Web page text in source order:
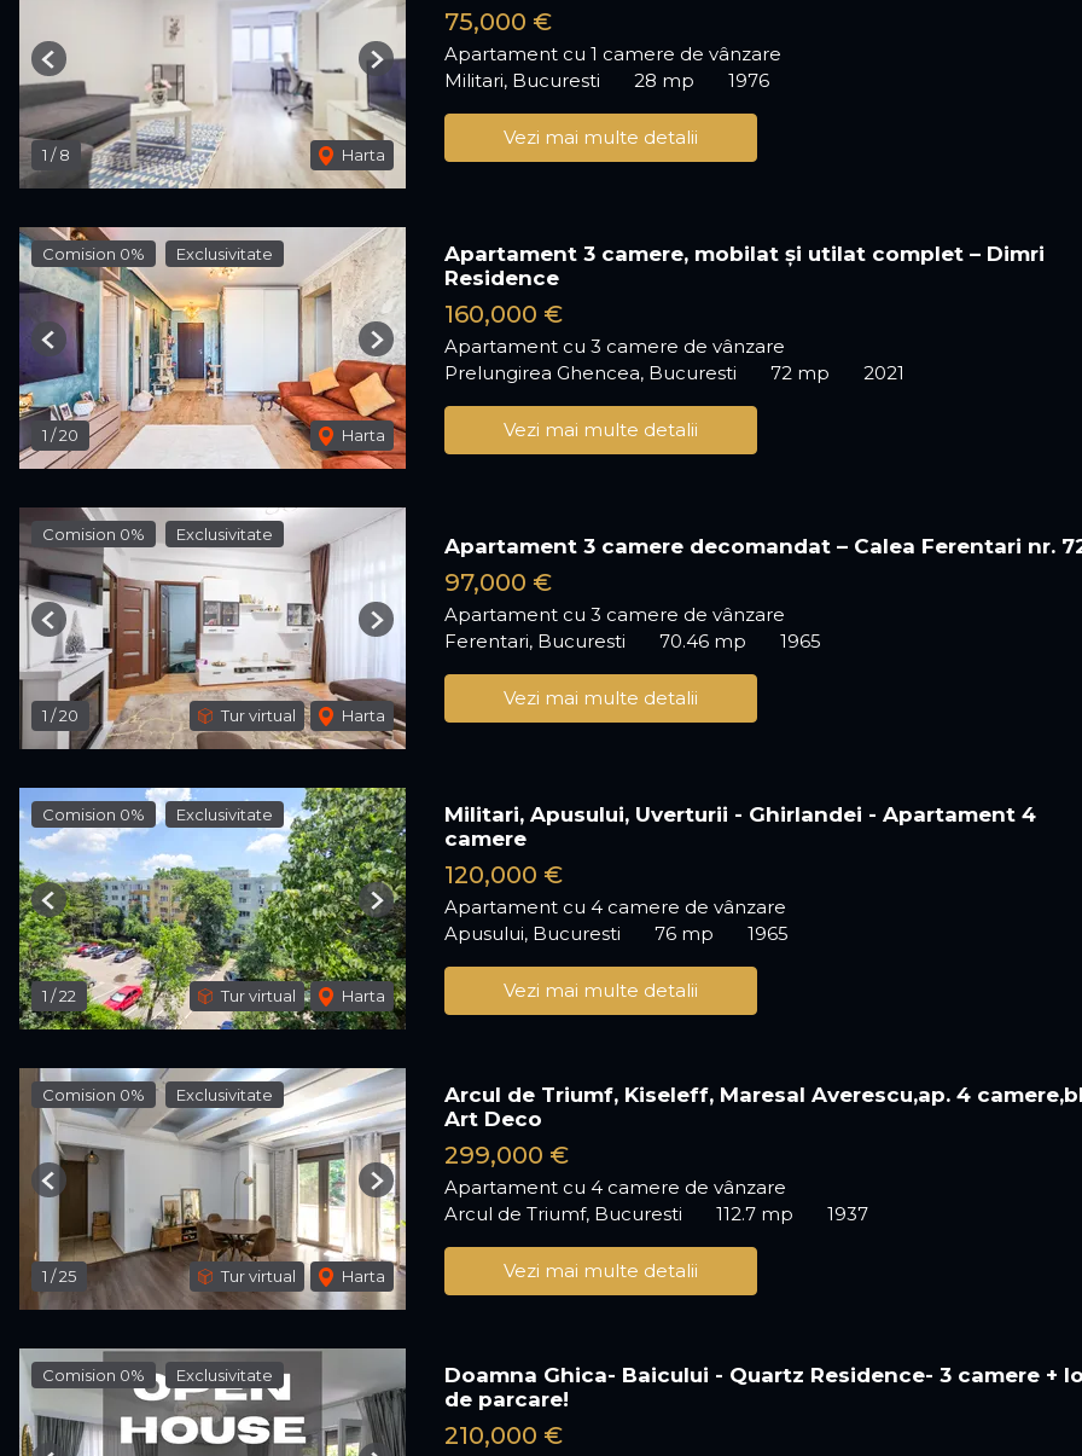
1 /8 Harta
Previous Next
75,000 €
Apartament cu 1 camere de vânzare
Militari, Bucuresti
28 mp 1976
Vezi mai multe detalii
Comision 0% Exclusivitate
1 /20 Harta
Previous Next
Apartament 3 camere, mobilat și utilat complet – Dimri
Residence
160,000 €
Apartament cu 3 camere de vânzare
Prelungirea Ghencea, Bucuresti
72 mp 2021
Vezi mai multe detalii
Comision 0% Exclusivitate
1 /20 Tur virtual Harta
Previous Next
Apartament 3 camere decomandat – Calea Ferentari nr.
97,000 €
Apartament cu 3 camere de vânzare
Ferentari, Bucuresti
70.46 mp 1965
Vezi mai multe detalii
Comision 0% Exclusivitate
1 /22 Tur virtual Harta
Previous Next
Militari, Apusului, Uverturii - Ghirlandei - Apartament 4
camere
120,000 €
Apartament cu 4 camere de vânzare
Apusului, Bucuresti
76 mp 1965
Vezi mai multe detalii
Comision 0% Exclusivitate
1 /25 Tur virtual Harta
Previous Next
Arcul de Triumf, Kiseleff, Maresal Averescu,ap. 4
Art Deco
299,000 €
Apartament cu 4 camere de vânzare
Arcul de Triumf, Bucuresti
112.7 mp 1937
Vezi mai multe detalii
Comision 0% Exclusivitate
Doamna Ghica- Baicului - Quartz Residence- 3 camere +
de parcare!
210,000 €